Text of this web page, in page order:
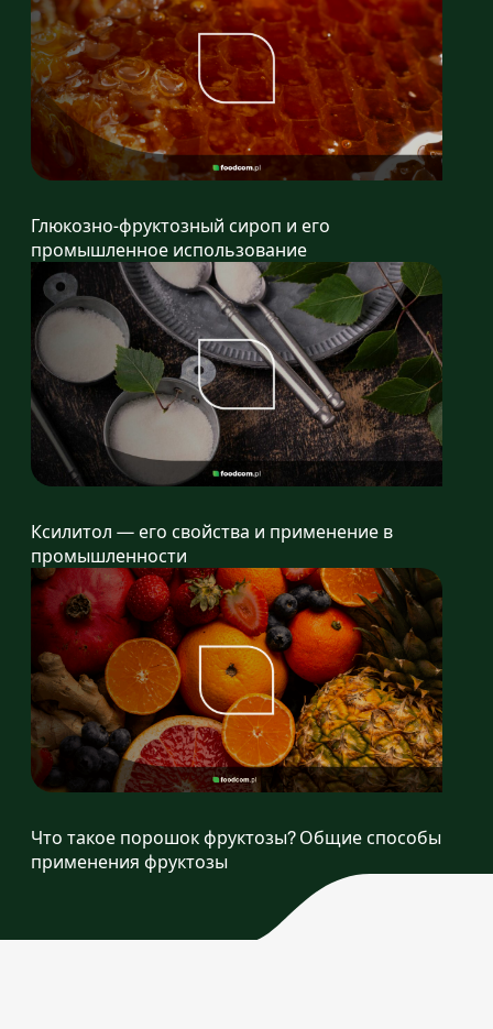
Глюкозно-фруктозный сироп и его
промышленное использование
Ксилитол — его свойства и применение в
промышленности
Что такое порошок фруктозы? Общие способы
применения фруктозы